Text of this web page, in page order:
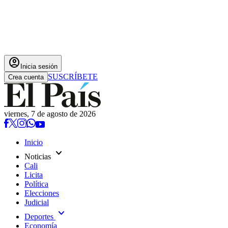
account_circle Inicia sesión
Crea cuenta SUSCRÍBETE
viernes, 7 de agosto de 2026
Inicio
Noticias expand_more
Cali
Licita
Política
Elecciones
Judicial
Deportes expand_more
Economía